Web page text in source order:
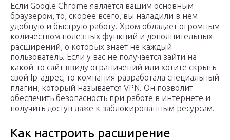
Если Google Chrome является вашим основным
браузером, то, скорее всего, вы наладили в нем
удобную и быструю работу. Хром обладает огромным
количеством полезных функций и дополнительных
расширений, о которых знает не каждый
пользователь. Если у вас не получается зайти на
какой-то сайт ввиду ограничений или хотите скрыть
свой Ip-адрес, то компания разработала специальный
плагин, который называется VPN. Он позволит
обеспечить безопасность при работе в интернете и
получить доступ даже к заблокированным ресурсам.
Как настроить расширение